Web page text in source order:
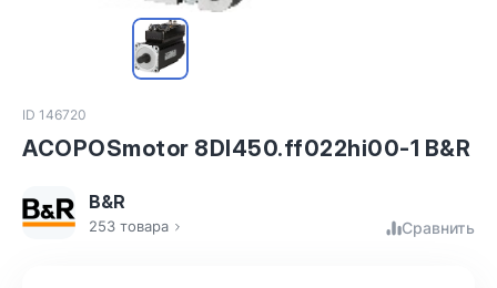
ID 146720
ACOPOSmotor 8DI450.ff022hi00-1 B&R
B&R
253 товара Сравнить